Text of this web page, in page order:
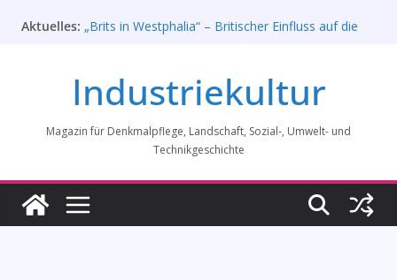
Inhalt
Aktuelles: Rahmenprogramm der Tagung des
Industriekultur Westfalens
Haus für Industriekultur in Darmstadt soll verkauft
Prof. Dr. Rainer Slotta (1.5.1946-16.6.2026)
Licht und Schatten: Fotografien des Bochumer
Ausstellung in Bochum vom 28. Mai 2026 bis 31.
Januar 2027
Industriekultur
Magazin für Denkmalpflege, Landschaft, Sozial-, Umwelt- und
Technikgeschichte